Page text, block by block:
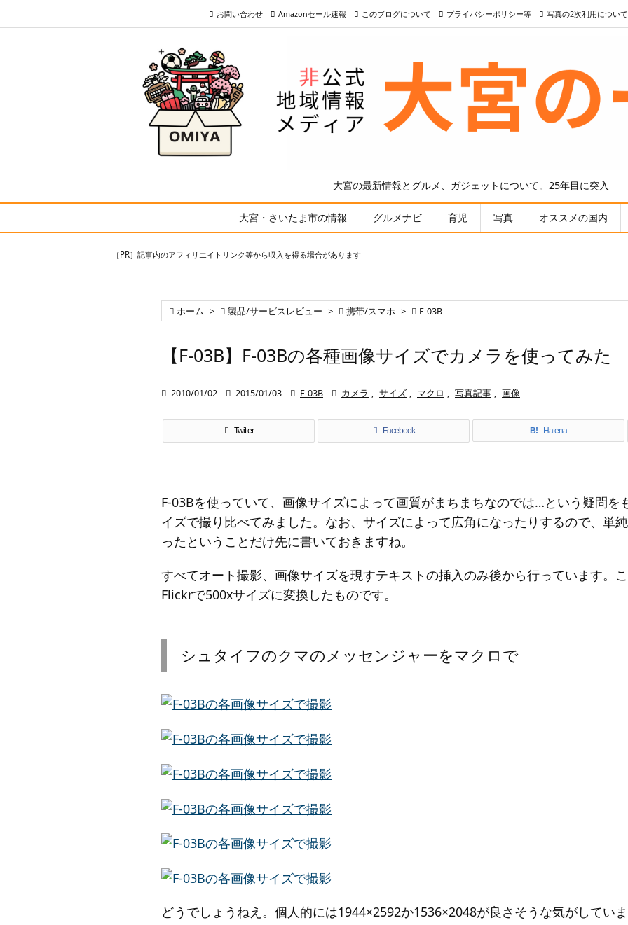
大宮の最新情報とグルメ、ガジェットについて。25年目に突入
大宮・さいたま市の情報 グルメナビ 育児 写真 オススメの国内
お問い合わせ Amazonセール速報 このブログについて プライバシーポリシー等 写真の2次利用について
［PR］記事内のアフィリエイトリンク等から収入を得る場合があります
 ホーム >  製品/サービスレビュー >  携帯/スマホ >  F-03B
【F-03B】F-03Bの各種画像サイズでカメラを使ってみた
 2010/01/02  2015/01/03  F-03B  カメラ , サイズ , マクロ , 写真記事 , 画像
Twitter Facebook B! Hatena
F-03Bを使っていて、画像サイズによって画質がまちまちなのでは…という疑問を
イズで撮り比べてみました。なお、サイズによって広角になったりするので、単
ったということだけ先に書いておきますね。
すべてオート撮影、画像サイズを現すテキストの挿入のみ後から行っています。
Flickrで500xサイズに変換したものです。
シュタイフのクマのメッセンジャーをマクロで
どうでしょうねえ。個人的には1944×2592か1536×2048が良さそうな気がしてい